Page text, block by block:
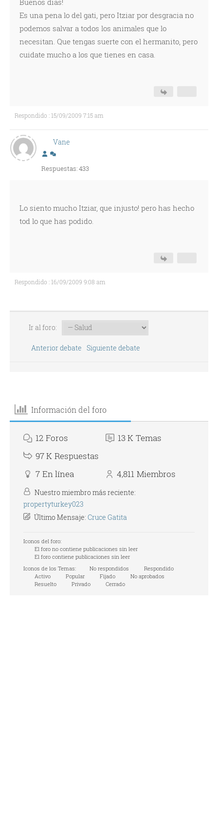
Buenos dias!
Es una pena lo del gati, pero Itziar por desgracia no
podemos salvar a todos los animales que lo
necesitan. Que tengas suerte con el hermanito, pero
cuidate mucho a los que tienes en casa.
Respondido : 15/09/2009 7:15 am
Vane
Respuestas: 433
Lo siento mucho Itziar, que injusto! pero has hecho
tod lo que has podido.
Respondido : 16/09/2009 9:08 am
Ir al foro:
Anterior debate Siguiente debate
Información del foro
12 Foros 13 K Temas
97 K Respuestas
7 En línea 4,811 Miembros
Nuestro miembro más reciente:
propertyturkey023
Último Mensaje: Cruce Gatita
Iconos del foro:
El foro no contiene publicaciones sin leer
El foro contiene publicaciones sin leer
Iconos de los Temas:
No respondidos
Respondido
Activo
Popular Fijado
No aprobados
Resuelto
Privado Cerrado